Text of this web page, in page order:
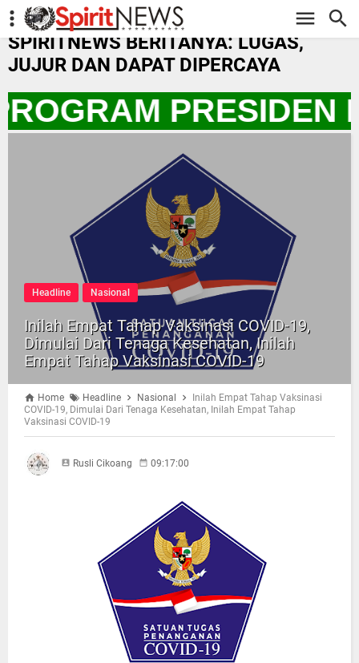
-->
SPIRITNEWS BERITANYA: LUGAS,
JUJUR DAN DAPAT DIPERCAYA
PRESIDEN
Headline Nasional
Inilah Empat Tahap Vaksinasi COVID-19,
Dimulai Dari Tenaga Kesehatan, Inilah
Empat Tahap Vaksinasi COVID-19
Home Headline Nasional
Inilah Empat Tahap Vaksinasi
COVID-19, Dimulai Dari Tenaga Kesehatan, Inilah Empat Tahap
Vaksinasi COVID-19
Rusli Cikoang 09:17:00